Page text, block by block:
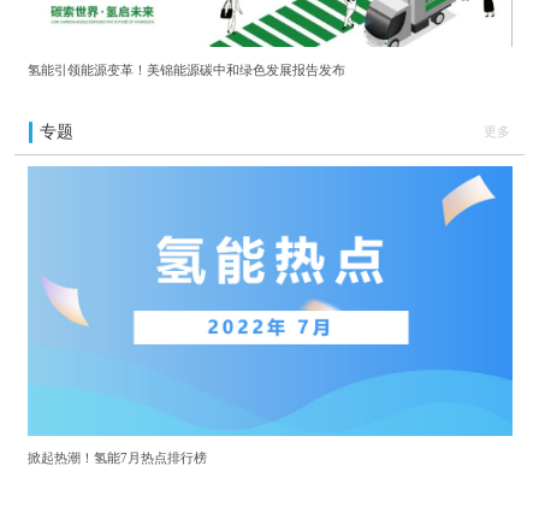
氢能引领能源变革！美锦能源碳中和绿色发展报告发布
专题 更多
掀起热潮！氢能7月热点排行榜